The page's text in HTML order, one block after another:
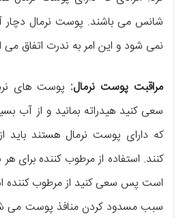
شانس می باشند. پوست نرمال
نمی شود و این امر به ندرت اتفاق می
مراقبت پوست نرمال: پوست های
سعی کنید هیدراته بمانید و از آب
که دارای پوست نرمال هستند باید
کنند. استفاده از مرطوب کننده برای
است پس سعی کنید از مرطوب کننده
سبب مسدود کردن منافذ پوست می